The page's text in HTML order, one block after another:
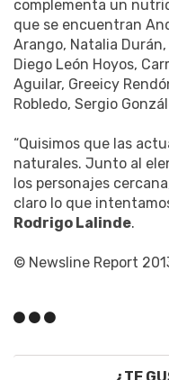
complementa un
que se encuentran
Arango, Natalia
Diego León Hoyos,
Aguilar, Greeicy
Robledo, Sergio
“Quisimos que las
naturales. Junto al
los personajes
claro lo que
Rodrigo Lalinde.
© Newsline Report
¿TE